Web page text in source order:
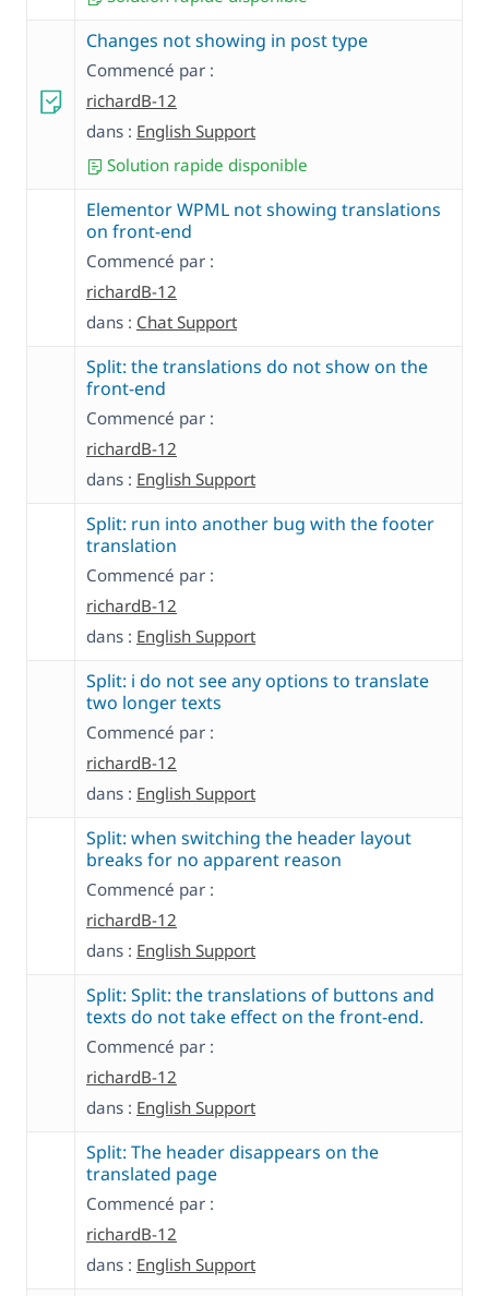
Changes not showing in post type
Commencé par :
richardB-12
dans : English Support
Solution rapide disponible
Elementor WPML not showing translations
on front-end
Commencé par :
richardB-12
dans : Chat Support
Split: the translations do not show on the
front-end
Commencé par :
richardB-12
dans : English Support
Split: run into another bug with the footer
translation
Commencé par :
richardB-12
dans : English Support
Split: i do not see any options to translate
two longer texts
Commencé par :
richardB-12
dans : English Support
Split: when switching the header layout
breaks for no apparent reason
Commencé par :
richardB-12
dans : English Support
Split: Split: the translations of buttons and
texts do not take effect on the front-end.
Commencé par :
richardB-12
dans : English Support
Split: The header disappears on the
translated page
Commencé par :
richardB-12
dans : English Support